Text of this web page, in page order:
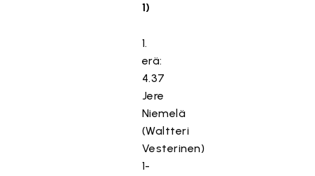
1)
1.
erä:
4.37
Jere
Niemelä
(Waltteri
Vesterinen)
1-